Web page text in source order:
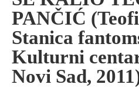
PANČIĆ
Stanica
Kulturni
Novi Sad,